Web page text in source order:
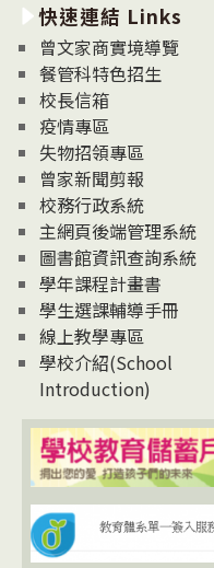
消
息
News
快速連結 Links
曾文家商實境導覽
餐管科特色招生
校長信箱
疫情專區
失物招領專區
曾家新聞剪報
校務行政系統
主網頁後端管理系統
圖書館資訊查詢系統
學年課程計畫書
學生選課輔導手冊
線上教學專區
學校介紹(School
Introduction)